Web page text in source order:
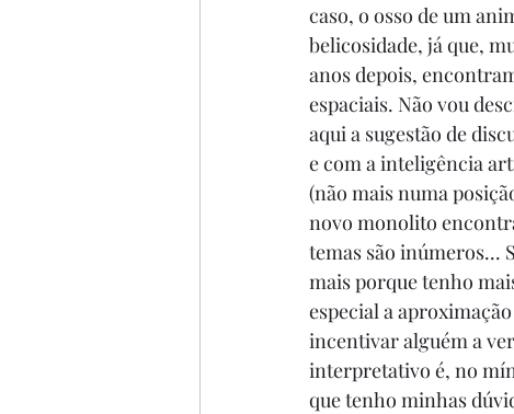
caso, o osso de um
belicosidade, já que,
anos depois,
espaciais. Não vou
aqui a sugestão de
e com a inteligência
(não mais numa
novo monolito
temas são inúmeros...
mais porque tenho
especial a
incentivar alguém a
interpretativo é, no
que tenho minhas